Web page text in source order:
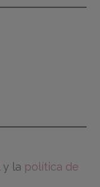
y la política de